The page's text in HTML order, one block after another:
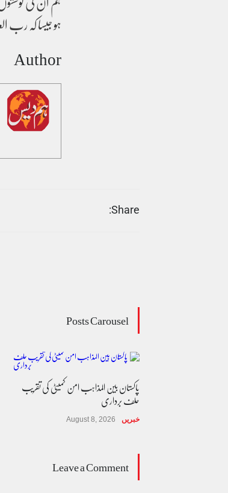
ہو جیسا کہ رب
Author
Share:
Posts Carousel
پاکستان بین المذاہب امن کمیٹی کی تقریب
حلف برداری
خبریں August 8, 2026
Leave a Comment